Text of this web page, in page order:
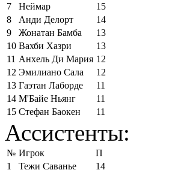
7
Неймар
15
8
Анди Делорт
14
9
Жонатан Бамба
13
10 Вахби Хазри
13
11 Анхель Ди Мария 12
12 Эмилиано Сала
12
13 Гаэтан Лаборде
11
14 М'Байе Ньянг
11
15 Стефан Баокен 11
Ассистенты:
№ Игрок
П
1
Тежи Саванье
14